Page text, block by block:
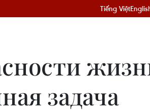
Tiếng Việt
задача